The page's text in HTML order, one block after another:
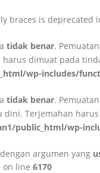
braces is deprecated
tidak benar.
dimuat pada
wp-includes/
tidak benar.
Terjemahan
public_html/wp-
argumen yang
on line 6170